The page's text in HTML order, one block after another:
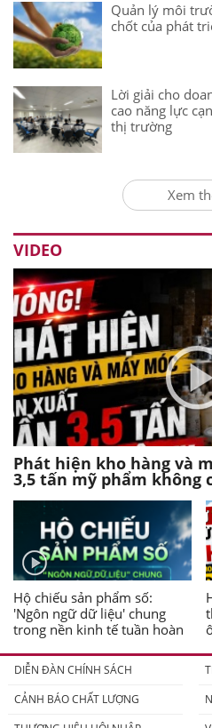
Quản lý môi
chốt của phát
Lời giải cho
cao năng lực
thị trường
Xem
VIDEO
Phát hiện kho hàng và
3,5 tấn mỹ phẩm không
Hộ chiếu sản phẩm số:
'Ngôn ngữ dữ liệu' chung
trong nền kinh tế tuần hoàn
DIỄN ĐÀN CHÍNH SÁCH
CẢNH BÁO CHẤT LƯỢNG